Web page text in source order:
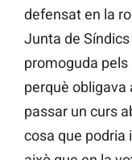
defensat en la
Junta de Síndics
promoguda pels
perquè obligava
passar un curs
cosa que podria